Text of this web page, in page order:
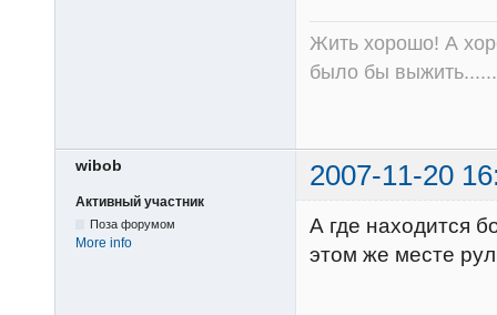
Жить хорошо! А
было бы
wibob 2007-11-20
Активный участник
Поза форумом
More info
А где находится
этом же месте